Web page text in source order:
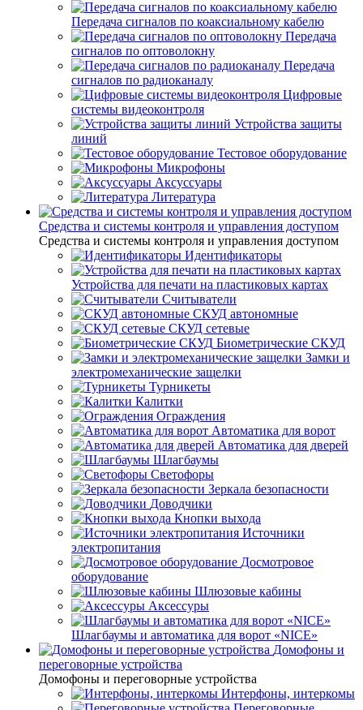
Передача сигналов по коаксиальному кабелю
Передача
сигналов по оптоволокну
Передача
сигналов по радиоканалу
Цифровые
системы видеоконтроля
Устройства защиты
линий
Тестовое оборудование
Микрофоны
Аксуссуары
Литература
Средства и системы контроля и управления доступом
Средства и системы контроля и управления доступом
Идентификаторы
Устройства для печати на пластиковых картах
Считыватели
СКУД автономные
СКУД сетевые
Биометрические СКУД
Замки и
электромеханические защелки
Турникеты
Калитки
Ограждения
Автоматика для ворот
Автоматика для дверей
Шлагбаумы
Светофоры
Зеркала безопасности
Доводчики
Кнопки выхода
Источники
электропитания
Досмотровое
оборудование
Шлюзовые кабины
Аксессуры
Шлагбаумы и автоматика для ворот «NICE»
Домофоны и
переговорные устройства
Домофоны и переговорные устройства
Интерфоны, интеркомы